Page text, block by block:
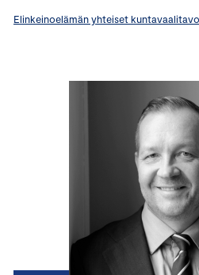
Elinkeinoelämän yhteiset